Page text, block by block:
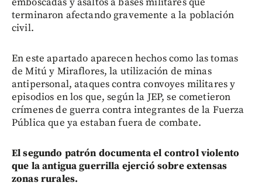
terminaron afectando gravemente a la población
civil.
En este apartado aparecen hechos como las tomas
de Mitú y Miraflores, la utilización de minas
antipersonal, ataques contra convoyes militares y
episodios en los que, según la JEP, se cometieron
crímenes de guerra contra integrantes de la Fuerza
Pública que ya estaban fuera de combate.
El segundo patrón documenta el control violento
que la antigua guerrilla ejerció sobre extensas
zonas rurales.